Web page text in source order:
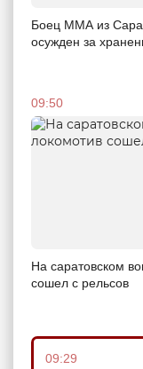
Боец ММА из
осужден за
09:50
На саратовском
сошел с рельсов
09:29